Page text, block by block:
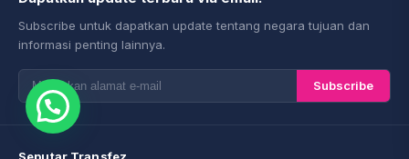
Subscribe untuk dapatkan update tentang negara tujuan dan
informasi penting lainnya.
Subscribe